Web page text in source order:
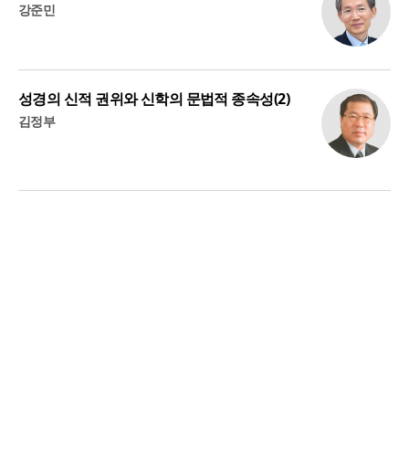
강준민
성경의 신적 권위와 신학의 문법적 종속성(2)
김정부